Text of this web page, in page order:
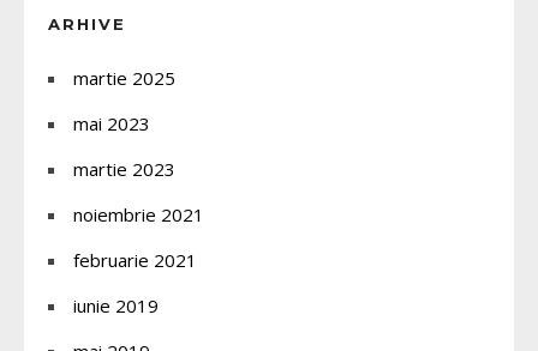
ARHIVE
martie 2025
mai 2023
martie 2023
noiembrie 2021
februarie 2021
iunie 2019